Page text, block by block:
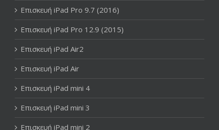
Επισκευή iPad Pro 9.7 (2016)
Επισκευή iPad Pro 12.9 (2015)
Επισκευή iPad Air2
Επισκευή iPad Air
Επισκευή iPad mini 4
Επισκευή iPad mini 3
Επισκευή iPad mini 2